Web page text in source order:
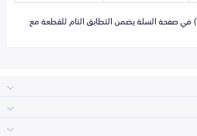
تزويدنا برقم الهيكل (VIN) في صفحة السلة يضمن التطابق التام للقطعة مع